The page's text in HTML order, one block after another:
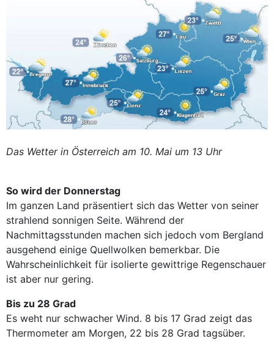
Das Wetter in Österreich am 10. Mai um 13 Uhr
So wird der Donnerstag
Im ganzen Land präsentiert sich das Wetter von seiner
strahlend sonnigen Seite. Während der
Nachmittagsstunden machen sich jedoch vom Bergland
ausgehend einige Quellwolken bemerkbar. Die
Wahrscheinlichkeit für isolierte gewittrige Regenschauer
ist aber nur gering.
Bis zu 28 Grad
Es weht nur schwacher Wind. 8 bis 17 Grad zeigt das
Thermometer am Morgen, 22 bis 28 Grad tagsüber.